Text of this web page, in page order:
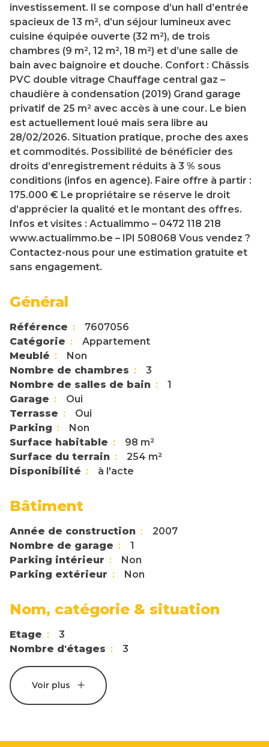
investissement. Il se compose d’un hall d’entrée
spacieux de 13 m², d’un séjour lumineux avec
cuisine équipée ouverte (32 m²), de trois
chambres (9 m², 12 m², 18 m²) et d’une salle de
bain avec baignoire et douche. Confort : Châssis
PVC double vitrage Chauffage central gaz –
chaudière à condensation (2019) Grand garage
privatif de 25 m² avec accès à une cour. Le bien
est actuellement loué mais sera libre au
28/02/2026. Situation pratique, proche des axes
et commodités. Possibilité de bénéficier des
droits d’enregistrement réduits à 3 % sous
conditions (infos en agence). Faire offre à partir :
175.000 € Le propriétaire se réserve le droit
d’apprécier la qualité et le montant des offres.
Infos et visites : Actualimmo – 0472 118 218
www.actualimmo.be – IPI 508068 Vous vendez ?
Contactez-nous pour une estimation gratuite et
sans engagement.
Général
Référence
7607056
Catégorie
Appartement
Meublé
Non
Nombre de chambres
3
Nombre de salles de bain
1
Garage
Oui
Terrasse
Oui
Parking
Non
Surface habitable
98 m²
Surface du terrain
254 m²
Disponibilité
à l'acte
Bâtiment
Année de construction
2007
Nombre de garage
1
Parking intérieur
Non
Parking extérieur
Non
Nom, catégorie & situation
Etage
3
Nombre d'étages
3
Voir plus